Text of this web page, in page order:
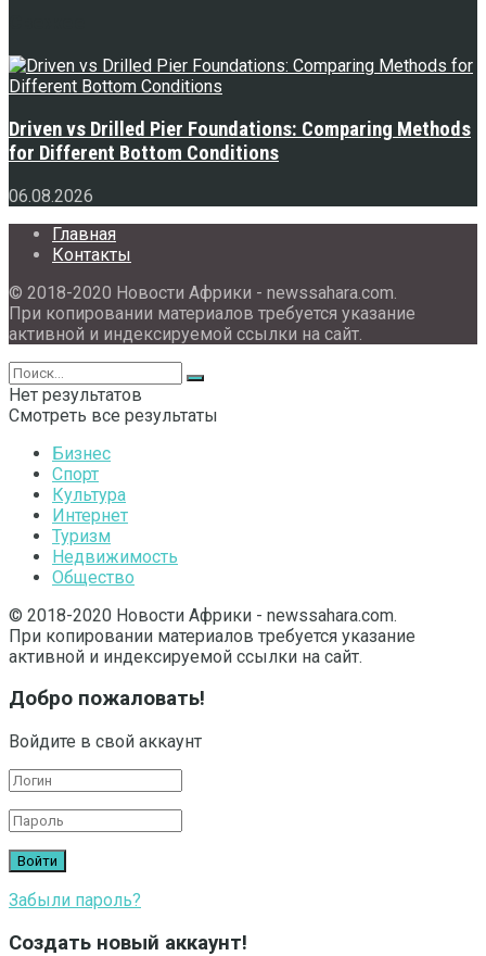
Driven vs Drilled Pier Foundations: Comparing Methods
for Different Bottom Conditions
06.08.2026
Главная
Контакты
© 2018-2020 Новости Африки - newssahara.com.
При копировании материалов требуется указание
активной и индексируемой ссылки на сайт.
Нет результатов
Смотреть все результаты
Бизнес
Спорт
Культура
Интернет
Туризм
Недвижимость
Общество
© 2018-2020 Новости Африки - newssahara.com.
При копировании материалов требуется указание
активной и индексируемой ссылки на сайт.
Добро пожаловать!
Войдите в свой аккаунт
Забыли пароль?
Создать новый аккаунт!